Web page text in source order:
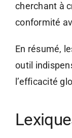
cherchant à
conformité
En résumé,
outil
l’efficacité